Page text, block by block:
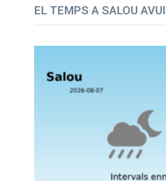
EL TEMPS A SALOU AVUI